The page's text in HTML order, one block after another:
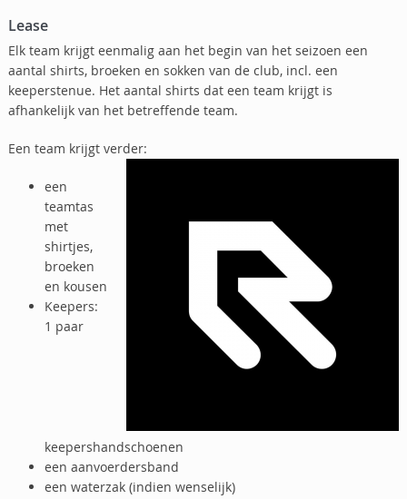
Lease
Elk team krijgt eenmalig aan het begin van het seizoen een
aantal shirts, broeken en sokken van de club, incl. een
keeperstenue. Het aantal shirts dat een team krijgt is
afhankelijk van het betreffende team.
Een team krijgt verder:
een
teamtas
met
shirtjes,
broeken
en kousen
Keepers:
1 paar
keepershandschoenen
een aanvoerdersband
een waterzak (indien wenselijk)